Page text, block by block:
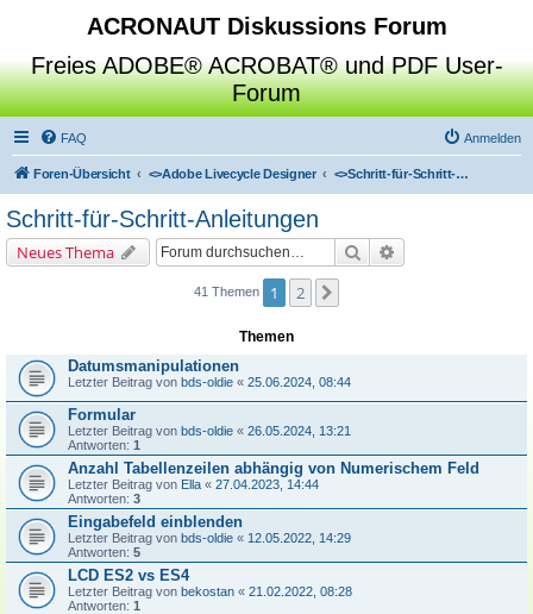
ACRONAUT Diskussions Forum
Freies ADOBE® ACROBAT® und PDF User-
Forum
FAQ Anmelden
Foren-Übersicht <>Adobe Livecycle Designer <>Schritt-für-Schritt-Anleitungen
Schritt-für-Schritt-Anleitungen
Neues Thema Suche
41 Themen 1 2
Themen
Datumsmanipulationen
Letzter Beitrag von bds-oldie « 25.06.2024, 08:44
Formular
Letzter Beitrag von bds-oldie « 26.05.2024, 13:21
Antworten: 1
Anzahl Tabellenzeilen abhängig von Numerischem Feld
Letzter Beitrag von Ella « 27.04.2023, 14:44
Antworten: 3
Eingabefeld einblenden
Letzter Beitrag von bds-oldie « 12.05.2022, 14:29
Antworten: 5
LCD ES2 vs ES4
Letzter Beitrag von bekostan « 21.02.2022, 08:28
Antworten: 1